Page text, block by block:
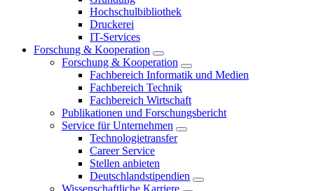
Hochschulbibliothek
Druckerei
IT-Services
Forschung & Kooperation
Forschung & Kooperation
Fachbereich Informatik und Medien
Fachbereich Technik
Fachbereich Wirtschaft
Publikationen und Forschungsbericht
Service für Unternehmen
Technologietransfer
Career Service
Stellen anbieten
Deutschlandstipendien
Wissenschaftliche Karriere